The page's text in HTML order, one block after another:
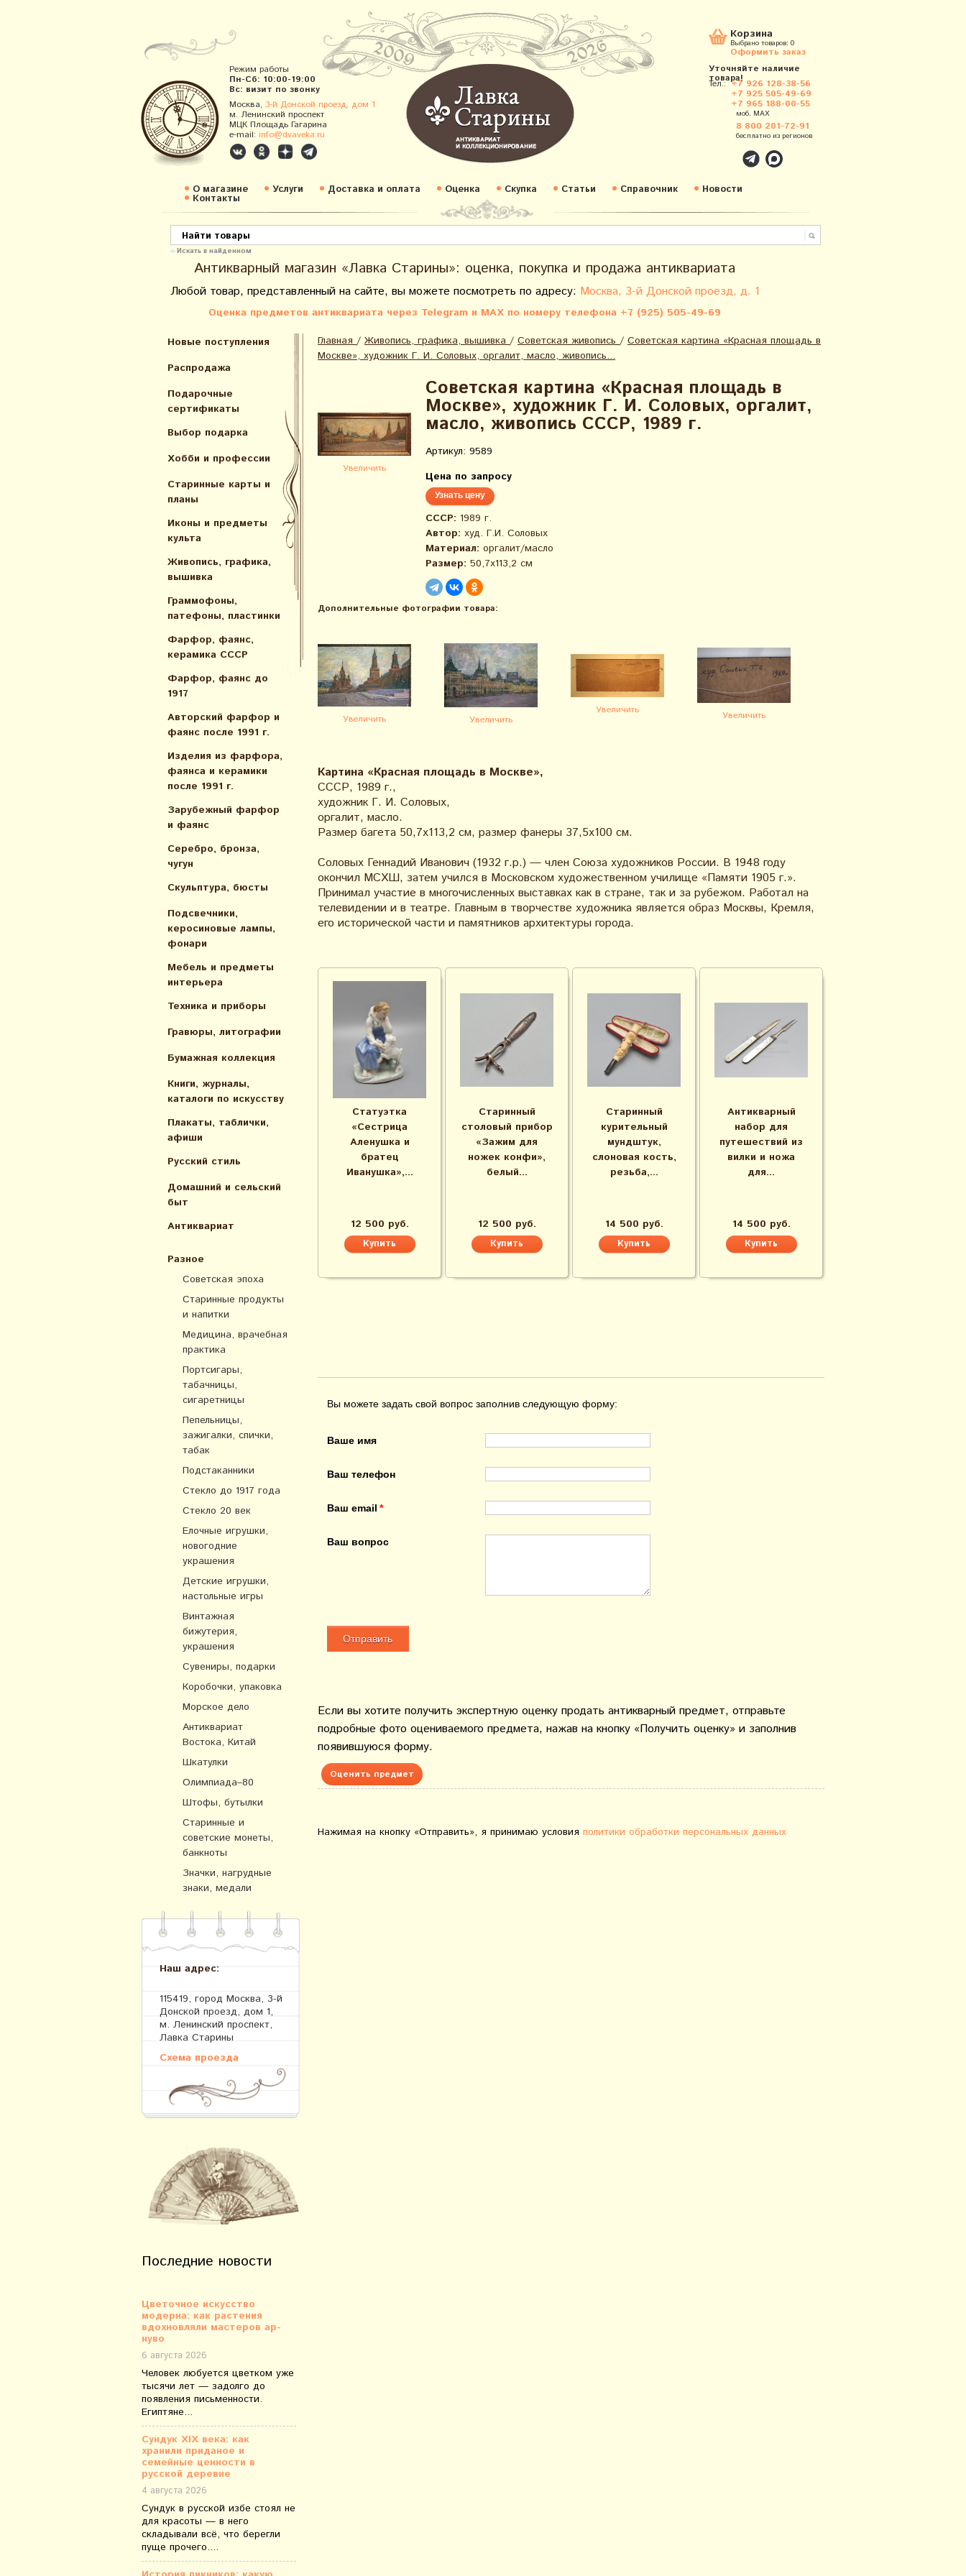
Режим работы
Пн-Сб: 10:00-19:00
Вс: визит по звонку
Москва, 3-й Донской проезд, дом 1
м. Ленинский проспект
МЦК Площадь Гагарина
e-mail: info@dvaveka.ru
Корзина
Выбрано товаров: 0
Оформить заказ
Уточняйте наличие
товара!
Тел.: +7 926 128-38-56
+7 925 505-49-69
+7 965 188-00-55
моб. MAX
8 800 201-72-91
бесплатно из регионов
О магазине Услуги Доставка и оплата Оценка Скупка Статьи Справочник Новости
Контакты
Искать в найденном
Антикварный магазин «Лавка Старины»: оценка, покупка и продажа антиквариата
Любой товар, представленный на сайте, вы можете посмотреть по адресу: Москва, 3-й Донской проезд, д. 1
Оценка предметов антиквариата через Telegram и MAX по номеру телефона +7 (925) 505-49-69
Новые поступления
Распродажа
Подарочные
сертификаты
Выбор подарка
Хобби и профессии
Старинные карты и
планы
Иконы и предметы
культа
Живопись, графика,
вышивка
Граммофоны,
патефоны, пластинки
Фарфор, фаянс,
керамика СССР
Фарфор, фаянс до
1917
Авторский фарфор и
фаянс после 1991 г.
Изделия из фарфора,
фаянса и керамики
после 1991 г.
Зарубежный фарфор
и фаянс
Серебро, бронза,
чугун
Скульптура, бюсты
Подсвечники,
керосиновые лампы,
фонари
Мебель и предметы
интерьера
Техника и приборы
Гравюры, литографии
Бумажная коллекция
Книги, журналы,
каталоги по искусcтву
Плакаты, таблички,
афиши
Русский стиль
Домашний и сельский
быт
Антиквариат
Разное
Советская эпоха
Старинные продукты
и напитки
Медицина, врачебная
практика
Портсигары,
табачницы,
сигаретницы
Пепельницы,
зажигалки, спички,
табак
Подстаканники
Стекло до 1917 года
Стекло 20 век
Елочные игрушки,
новогодние
украшения
Детские игрушки,
настольные игры
Винтажная
бижутерия,
украшения
Сувениры, подарки
Коробочки, упаковка
Морское дело
Антиквариат
Востока, Китай
Шкатулки
Олимпиада–80
Штофы, бутылки
Старинные и
советские монеты,
банкноты
Значки, нагрудные
знаки, медали
Наш адрес:
115419, город Москва, 3-й
Донской проезд, дом 1,
м. Ленинский проспект,
Лавка Старины
Схема проезда
Последние новости
Цветочное искусство
модерна: как растения
вдохновляли мастеров ар-
нуво
6 августа 2026
Человек любуется цветком уже
тысячи лет — задолго до
появления письменности.
Египтяне...
Сундук XIX века: как
хранили приданое и
семейные ценности в
русской деревне
4 августа 2026
Сундук в русской избе стоял не
для красоты — в него
складывали всё, что берегли
пуще прочего....
Главная / Живопись, графика, вышивка / Советская живопись / Советская картина «Красная площадь в
Москве», художник Г. И. Соловых, оргалит, масло, живопись...
Увеличить
Советская картина «Красная площадь в
Москве», художник Г. И. Соловых, оргалит,
масло, живопись СССР, 1989 г.
Артикул: 9589
Цена по запросу
Узнать цену
СССР: 1989 г.
Автор: худ. Г.И. Соловых
Материал: оргалит/масло
Размер: 50,7х113,2 см
Дополнительные фотографии товара:
Увеличить Увеличить
Увеличить
Увеличить
Картина «Красная площадь в Москве»,
СССР, 1989 г.,
художник Г. И. Соловых,
оргалит, масло.
Размер багета 50,7х113,2 см, размер фанеры 37,5х100 см.
Соловых Геннадий Иванович (1932 г.р.) — член Союза художников России. В 1948 году
окончил МСХШ, затем учился в Московском художественном училище «Памяти 1905 г.».
Принимал участие в многочисленных выставках как в стране, так и за рубежом. Работал на
телевидении и в театре. Главным в творчестве художника является образ Москвы, Кремля,
его исторической части и памятников архитектуры города.
Статуэтка
«Сестрица
Аленушка и
братец
Иванушка»,...
12 500 руб.
Старинный
столовый прибор
«Зажим для
ножек конфи»,
белый...
12 500 руб.
Старинный
курительный
мундштук,
слоновая кость,
резьба,...
14 500 руб.
Антикварный
набор для
путешествий из
вилки и ножа​
для...
14 500 руб.
Вы можете задать свой вопрос заполнив следующую форму:
Ваше имя
Ваш телефон
Ваш email
Ваш вопрос
Если вы хотите получить экспертную оценку продать антикварный предмет, отправьте
подробные фото оцениваемого предмета, нажав на кнопку «Получить оценку» и заполнив
появившуюся форму.
Оценить предмет
Нажимая на кнопку «Отправить», я принимаю условия политики обработки персональных данных